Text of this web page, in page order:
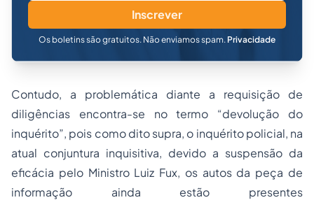
Inscrever
Os boletins são gratuitos. Não enviamos spam. Privacidade
Contudo, a problemática diante a requisição de
diligências encontra-se no termo “devolução do
inquérito”, pois como dito supra, o inquérito policial, na
atual conjuntura inquisitiva, devido a suspensão da
eficácia pelo Ministro Luiz Fux, os autos da peça de
informação ainda estão presentes